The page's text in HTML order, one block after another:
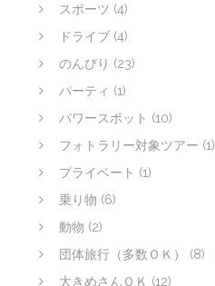
スポーツ (4)
ドライブ (4)
のんびり (23)
パーティ (1)
パワースポット (10)
フォトラリー対象ツアー (1)
プライベート (1)
乗り物 (6)
動物 (2)
団体旅行（多数ＯＫ）
(8)
大きめさんＯＫ (12)